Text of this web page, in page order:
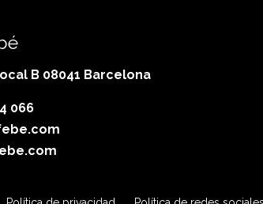
B 08041 Barcelona
066